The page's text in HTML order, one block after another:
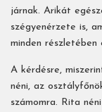
járnak. Arikát
szégyenérzete is,
minden részletében
A kérdésre,
néni, az
számomra. Rita